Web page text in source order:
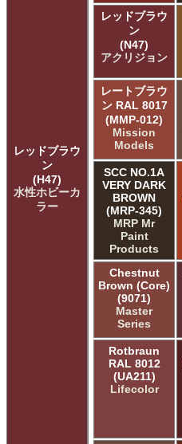
レッドブラウ
ン
(H47)
水性ホビーカ
ラー
レッドブラウ
ン
(N47)
アクリジョン
レートブラウ
ン RAL 8017
(MMP-012)
Mission
Models
SCC NO.1A
VERY DARK
BROWN
(MRP-345)
MRP Mr
Paint
Products
Chestnut
Brown (Core)
(9071)
Master
Series
Rotbraun
RAL 8012
(UA211)
Lifecolor